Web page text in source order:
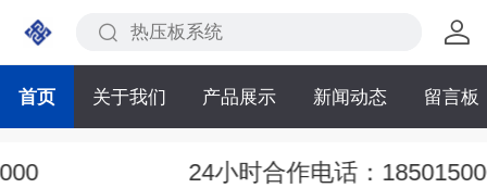
首页 关于我们 产品展示 新闻动态 留言板
24小时合作电话：